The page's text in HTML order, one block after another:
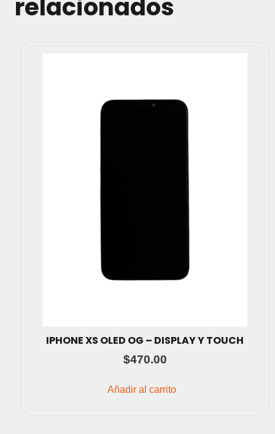
relacionados
IPHONE XS OLED OG – DISPLAY Y TOUCH
$470.00
Añadir al carrito